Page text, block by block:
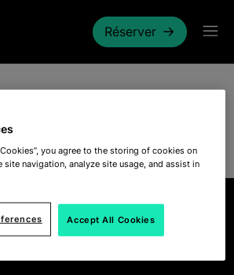
Réserver
you agree to the storing of cookies on
site navigation, analyze site usage, and assist in
Accept All Cookies